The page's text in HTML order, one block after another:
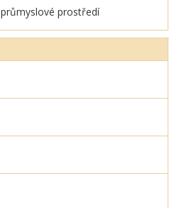
prostředí